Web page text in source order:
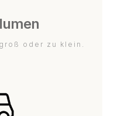
oder zu klein.